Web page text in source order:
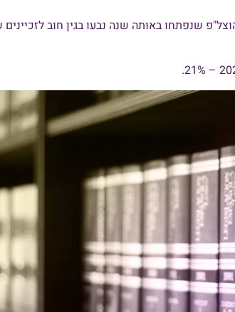
בלשכת ההוצל"פ שנפתחו באותה שנה נבעו בגין חוב